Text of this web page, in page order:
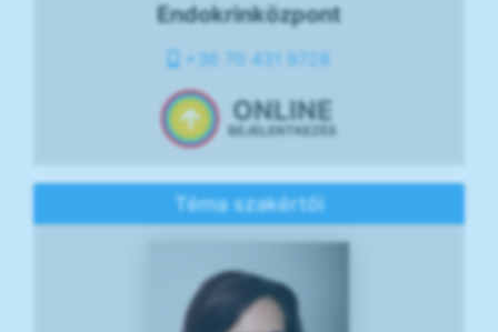
Endokrinközpont
+36 70 431 9728
ONLINE
BEJELENTKEZÉS
Téma szakértői